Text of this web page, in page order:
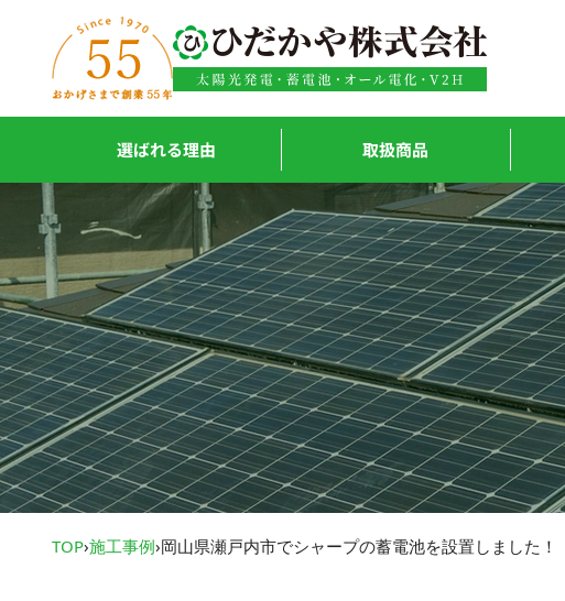
内容をスキップ
選ばれる理由 取扱商品
TOP›施工事例›岡山県瀬戸内市でシャープの蓄電池を設置しました！